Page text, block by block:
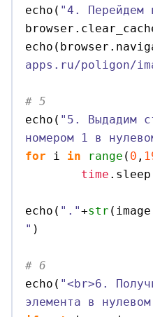
echo ( "4. Перейдем
browser.
echo ( browser.
apps.ru/poligon/
# 5
echo ( "5. Выдадим
номером 1 в
for i in range ( 0 ,
time . sleep
echo ( "."+str (
" )
# 6
echo ( "<br>6.
элемента в